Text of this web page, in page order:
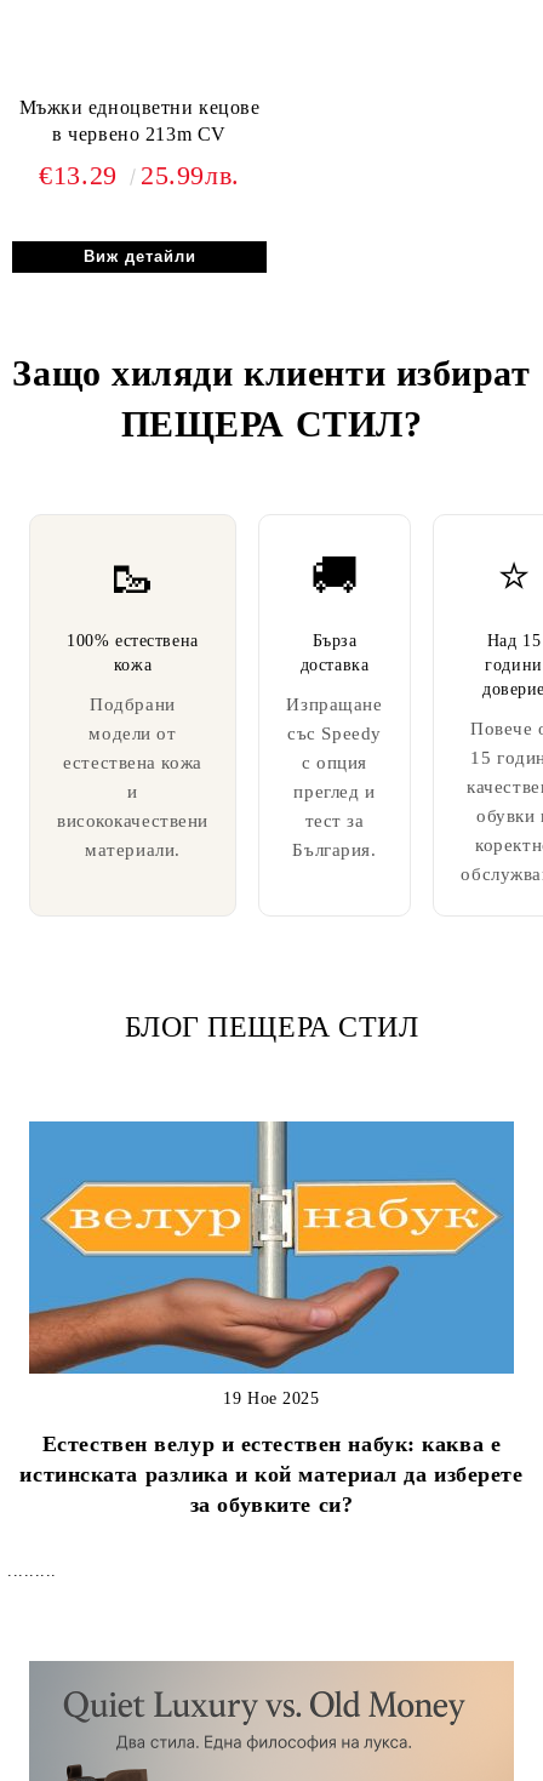
Мъжки едноцветни кецове
в червено 213m CV
€13.29 25.99лв.
Виж детайли
Защо хиляди клиенти избират
ПЕЩЕРА СТИЛ?
🥾
100% естествена
кожа
Подбрани
модели от
естествена кожа
и
висококачествени
материали.
🚚
Бърза
доставка
Изпращане
със Speedy
с опция
преглед и
тест за
България.
⭐
Над 15
години
Повече
15
обувки
БЛОГ ПЕЩЕРА СТИЛ
Естествен велур и естествен набук: каква е
истинската разлика и кой материал да изберете
за обувките си?
19 Ное 2025
.........